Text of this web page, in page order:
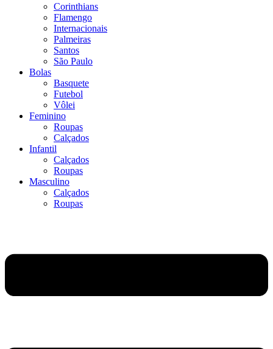
Corinthians
Flamengo
Internacionais
Palmeiras
Santos
São Paulo
Bolas
Basquete
Futebol
Vôlei
Feminino
Roupas
Calçados
Infantil
Calçados
Roupas
Masculino
Calçados
Roupas